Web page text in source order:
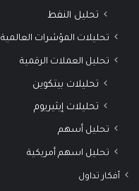
تحليل النفط
تحليلات المؤشرات العالمية
تحليل العملات الرقمية
تحليلات بيتكوين
تحليلات إيثيريوم
تحليل أسهم
تحليل اسهم أمريكية
أفكار تداول